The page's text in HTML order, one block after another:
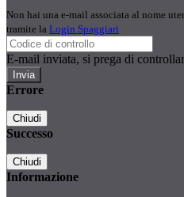
Non hai una e-mail associata al nome
tramite la Login Spaggiari
E-mail inviata, si prega di
Errore
Chiudi
Successo
Chiudi
Informazione